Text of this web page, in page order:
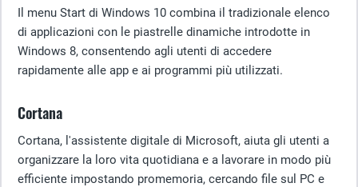
Il menu Start di Windows 10 combina il tradizionale elenco
di applicazioni con le piastrelle dinamiche introdotte in
Windows 8, consentendo agli utenti di accedere
rapidamente alle app e ai programmi più utilizzati.
Cortana
Cortana, l'assistente digitale di Microsoft, aiuta gli utenti a
organizzare la loro vita quotidiana e a lavorare in modo più
efficiente impostando promemoria, cercando file sul PC e